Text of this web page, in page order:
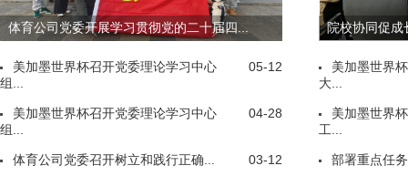
体育公司党委开展学习贯彻党的二十届四...
05-12
美加墨世界杯召开党委理论学习中心
组...
04-28
美加墨世界杯召开党委理论学习中心
组...
03-12
体育公司党委召开树立和践行正确...
院校协同促
美加墨世界
大...
美加墨世界
工...
部署重点任